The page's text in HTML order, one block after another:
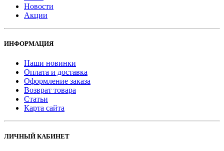
Новости
Акции
ИНФОРМАЦИЯ
Наши новинки
Оплата и доставка
Оформление заказа
Возврат товара
Статьи
Карта сайта
ЛИЧНЫЙ КАБИНЕТ